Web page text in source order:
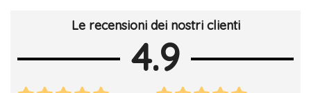
Le recensioni dei nostri clienti
4.9